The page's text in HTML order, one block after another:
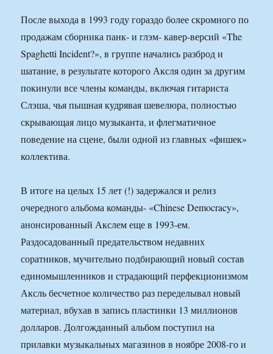
После выхода в 1993 году гораздо более скромного по
продажам сборника панк- и глэм- кавер-версий «The
Spaghetti Incident?», в группе начались разброд и
шатание, в результате которого Аксля один за другим
покинули все члены команды, включая гитариста
Слэша, чья пышная кудрявая шевелюра, полностью
скрывающая лицо музыканта, и флегматичное
поведение на сцене, были одной из главных «фишек»
коллектива.
В итоге на целых 15 лет (!) задержался и релиз
очередного альбома команды- «Chinese Democracy»,
анонсированный Акслем еще в 1993-ем.
Раздосадованный предательством недавних
соратников, мучительно подбирающий новый состав
единомышленников и страдающий перфекционизмом
Аксль бесчетное количество раз переделывал новый
материал, вбухав в запись пластинки 13 миллионов
долларов. Долгожданный альбом поступил на
прилавки музыкальных магазинов в ноябре 2008-го и